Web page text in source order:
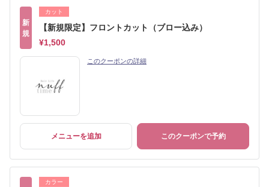
新
規
カット
【新規限定】フロントカット（ブロー込み）
¥1,500
このクーポンの詳細
メニューを追加 このクーポンで予約
カラー